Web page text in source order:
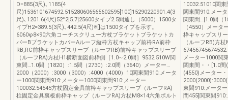
D=885(3尺)､1185(4
尺)153610°674592.515280606565602595[100]15290220901.4(3
尺)､1201.6(4尺)52°2[5.7]25600タイプ2.5間通し（5000）1500タ
イプH2=389.5(3尺)､442.5(4尺)※[]は1500タイプを示す。
6060φ8×90六角コーチスクリュー方杖ブラケットブラケットカ
バーBブラケットカバーAルーフ縦枠方杖キャップ前枠RA前枠
RB,RC前枠キャップスリーブ（ルーフRB)前枠キャップスリーブ
（ルーフRA)方杖H1横断面図前枠側［1.0∼2.0間］9532.510W関
東間…1.0間（1820）:1.5間（2730）:2.0間（3640）メーター…
2000（2000）:3000（3000）:4000（4000）10関東間910:メータ
ー1000関東間910:メーター1000関東間910:メーター
100032.54545方杖固定金具前枠キャップスリーブ（ルーフRA)
柱固定金具裏板前枠キャップ（ルーフRA)方杖M8×14六角ボルト
10032.51010関
関東間910:メー
関東間…[1.0間（
（4550）メータ
枠キャップスリ
（ルーフRB)方
メーター1000関
関東間・・[1.0間
(4550)メーター
東間910:メータ
間455]関東間